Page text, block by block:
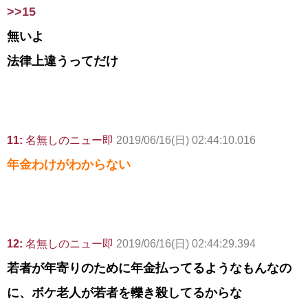
>>15
無いよ
法律上違うってだけ
11: 名無しのニュー即 2019/06/16(日) 02:44:10.016
年金わけがわからない
12: 名無しのニュー即 2019/06/16(日) 02:44:29.394
若者が年寄りのために年金払ってるようなもんなの
に、ボケ老人が若者を轢き殺してるからな